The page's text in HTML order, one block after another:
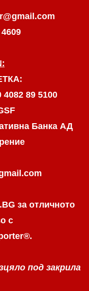
4082 89 5100
Банка АД
за отличното
с
®.
под закрила